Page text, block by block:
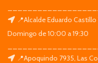
📍Alcalde Eduardo
Domingo de 10:00 a 19:30
📍Apoquindo 7935, Las